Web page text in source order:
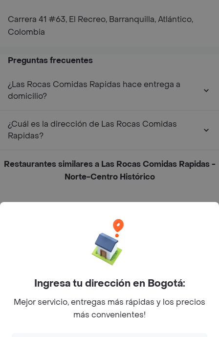
Carrera 41 #63, El Recreo, Barranquilla, Atlántico,
Colombia
Preguntas frecuentes
¿Las Rocas Comidas Rapidas hace entrega a
domicilio?
¿Cuál es la dirección de Las Rocas Comidas
Rapidas?
Restaurantes similares a Las Rocas Comidas Rapidas -
Norte-Centro Histórico
Mercari - Postres
Myriam Camhi Co
Ingresa tu dirección en Bogotá:
Mejor servicio, entregas más rápidas y los precios
más convenientes!